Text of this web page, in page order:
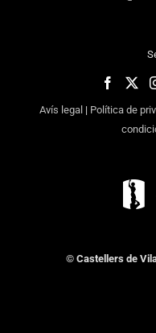
Avís legal| Política de
© Castellers de